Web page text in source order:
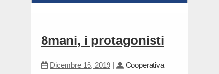
8mani, i protagonisti
Dicembre 16, 2019 |
Cooperativa